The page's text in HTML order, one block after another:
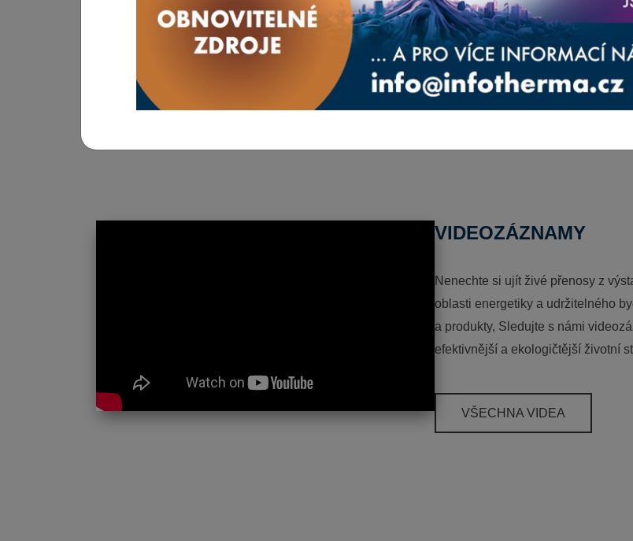
zřejmé, že bez inovací, chytrých řešení či změnách přístupu budou některé objekty dlouhodobě
ekonomicky neudržitelné nebo v nejlepším případě provozně extrémně nákladné.
REGISTRACE
VIDEOZÁZNAMY
Nenechte si ujít živé přenosy z
oblasti energetiky a udržitelného
a produkty, Sledujte s námi
efektivnější a ekologičtější životní
VŠECHNA VIDEA